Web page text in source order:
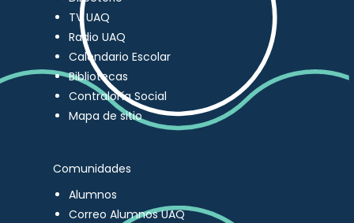
TV UAQ
Radio UAQ
Calendario Escolar
Bibliotecas
Contraloría Social
Mapa de sitio
Comunidades
Alumnos
Correo Alumnos UAQ